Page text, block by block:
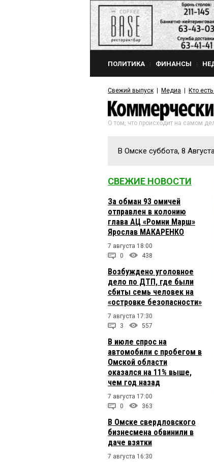
ПОЛИТИКА ФИНАНСЫ
Свежий выпуск Медиа Кто
О том, что происходит на самом
В Омске суббота, 8
СВЕЖИЕ НОВОСТИ
За обман 93 омичей
отправлен в колонию
глава АЦ «Ромни Марш»
Ярослав МАКАРЕНКО
7 августа 18:00
0
438
Возбуждено уголовное
дело по ДТП, где были
сбиты семь человек на
«островке безопасности»
7 августа 17:30
3
557
В июле спрос на
автомобили с пробегом в
Омской области
оказался на 11% выше,
чем год назад
7 августа 17:00
0
363
В Омске свердловского
бизнесмена обвинили в
даче взятки
7 августа 16:30